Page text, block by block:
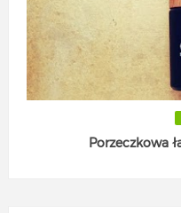
Porzeczkowa